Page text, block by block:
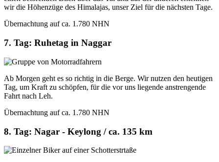
wir die Höhenzüge des Himalajas, unser Ziel für die nächsten Tage.
Übernachtung auf ca. 1.780 NHN
7. Tag: Ruhetag in Naggar
Ab Morgen geht es so richtig in die Berge. Wir nutzen den heutigen
Tag, um Kraft zu schöpfen, für die vor uns liegende anstrengende
Fahrt nach Leh.
Übernachtung auf ca. 1.780 NHN
8. Tag: Nagar - Keylong / ca. 135 km